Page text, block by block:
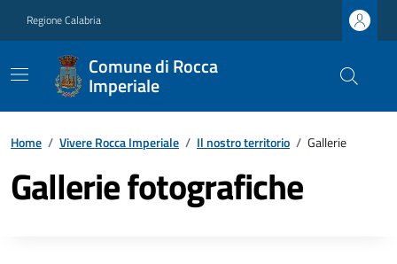
Regione Calabria
Comune di Rocca
Imperiale
Home / Vivere Rocca Imperiale / Il nostro territorio / Gallerie
Gallerie fotografiche